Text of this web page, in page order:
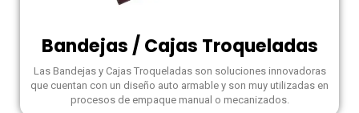
Bandejas / Cajas Troqueladas
Las Bandejas y Cajas Troqueladas son soluciones innovadoras
que cuentan con un diseño auto armable y son muy utilizadas en
procesos de empaque manual o mecanizados.